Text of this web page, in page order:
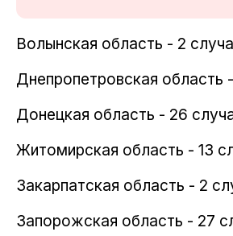
Волынская область - 2
Днепропетровская область
Донецкая область - 26
Житомирская область - 13
Закарпатская область - 2
Запорожская область - 27